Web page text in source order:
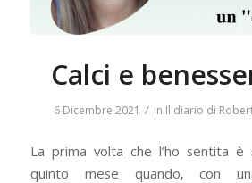
Calci e
6 Dicembre 2021 / in Il diario di
La prima volta che l’ho sentita
quinto mese quando, con